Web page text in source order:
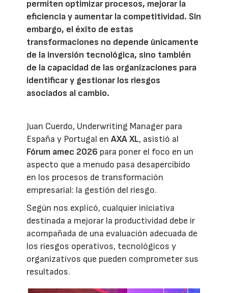
permiten optimizar procesos, mejorar la
eficiencia y aumentar la competitividad. Sin
embargo, el éxito de estas
transformaciones no depende únicamente
de la inversión tecnológica, sino también
de la capacidad de las organizaciones para
identificar y gestionar los riesgos
asociados al cambio.
Juan Cuerdo, Underwriting Manager para
España y Portugal enAXA XL, asistió al
Fórum amec 2026 para poner el foco en un
aspecto que a menudo pasa desapercibido
en los procesos de transformación
empresarial: la gestión del riesgo.
Según nos explicó, cualquier iniciativa
destinada a mejorar la productividad debe ir
acompañada de una evaluación adecuada de
los riesgos operativos, tecnológicos y
organizativos que pueden comprometer sus
resultados.